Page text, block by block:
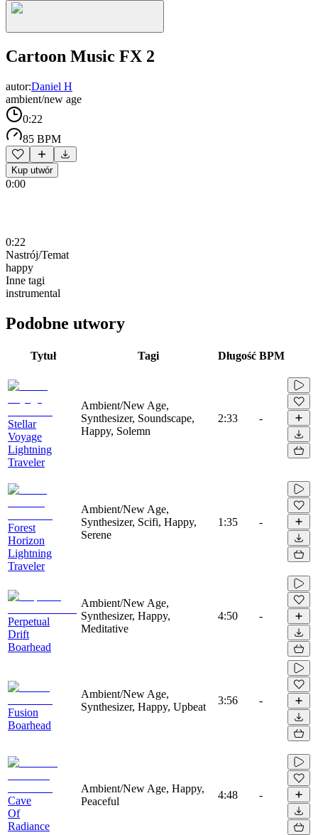
Cartoon Music FX 2
autor:Daniel H
ambient/new age
0:22
85 BPM
Kup utwór
0:00
0:22
Nastrój/Temat
happy
Inne tagi
instrumental
Podobne utwory
Tytuł Tagi Długość BPM
Stellar
Voyage
Lightning
Traveler
Ambient/New Age,
Synthesizer, Soundscape,
Happy, Solemn
2:33 -
Forest
Horizon
Lightning
Traveler
Ambient/New Age,
Synthesizer, Scifi, Happy,
Serene
1:35 -
Perpetual
Drift
Boarhead
Ambient/New Age,
Synthesizer, Happy,
Meditative
4:50 -
Fusion
Boarhead
Ambient/New Age,
Synthesizer, Happy, Upbeat
3:56 -
Cave
Of
Radiance
Ambient/New Age, Happy,
Peaceful
4:48 -